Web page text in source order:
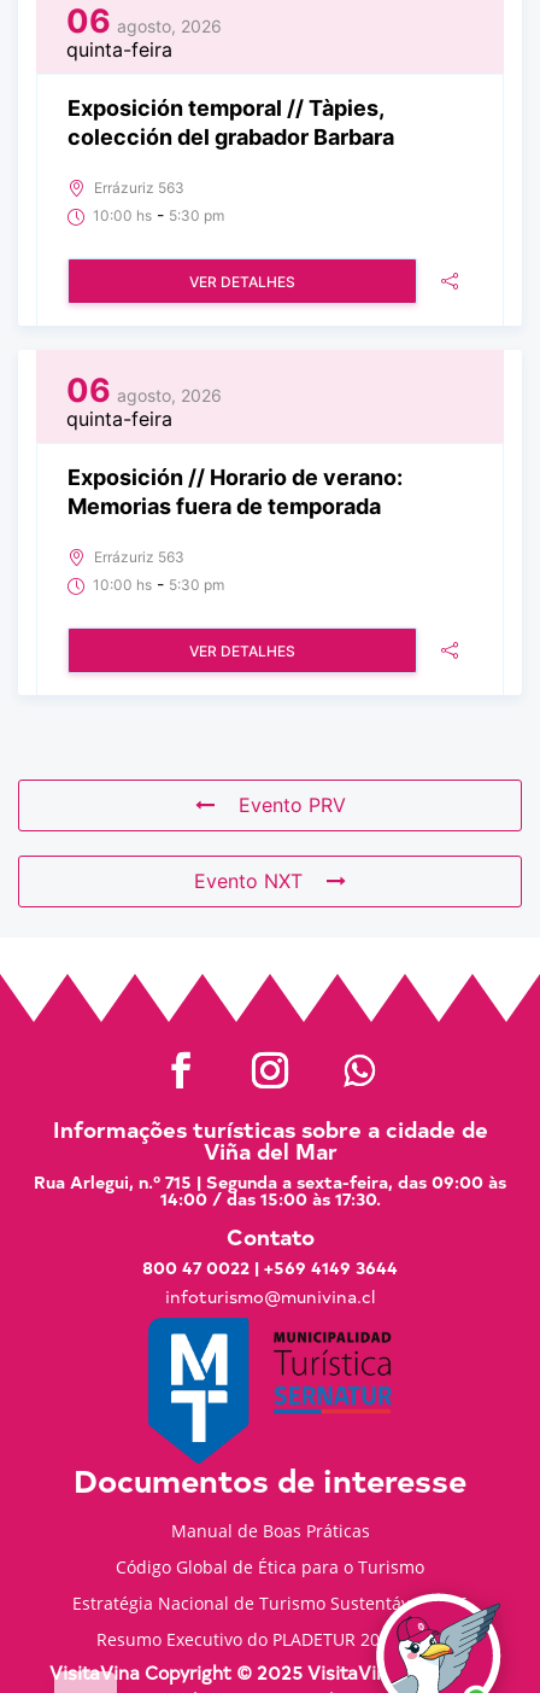
06 agosto, 2026
quinta-feira
Exposición temporal // Tàpies,
colección del grabador Barbara
Errázuriz 563
10:00 hs - 5:30 pm
VER DETALHES
06 agosto, 2026
quinta-feira
Exposición // Horario de verano:
Memorias fuera de temporada
Errázuriz 563
10:00 hs - 5:30 pm
VER DETALHES
Evento PRV
Evento NXT
Informações turísticas sobre a cidade de
Viña del Mar
Rua Arlegui, n.º 715 | Segunda a sexta-feira, das 09:00 às
14:00 / das 15:00 às 17:30.
Contato
800 47 0022 | +569 4149 3644
infoturismo@munivina.cl
Documentos de interesse
Manual de Boas Práticas
Código Global de Ética para o Turismo
Estratégia Nacional de Turismo Sustentável 2035
Resumo Executivo do PLADETUR 2025-2023
VisitaVina Copyright © 2025 VisitaVina - Todos os